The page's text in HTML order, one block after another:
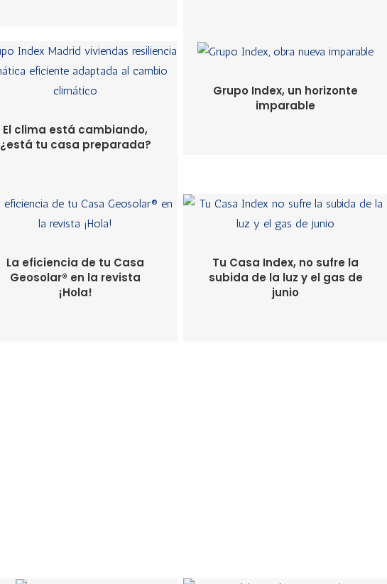
El clima está cambiando,
¿está tu casa preparada?
Grupo Index, un horizonte
imparable
La eficiencia de tu Casa
Geosolar® en la revista
¡Hola!
Tu Casa Index, no sufre la
subida de la luz y el gas de
junio